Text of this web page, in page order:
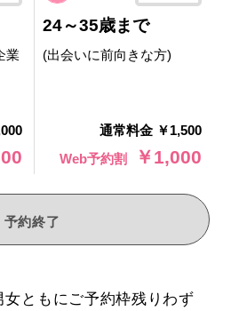
業
24～35歳まで
(出会いに前向きな方)
通常料金 ￥1,500
Web予約割
￥1,000
予約終了
女ともにご予約枠残りわず